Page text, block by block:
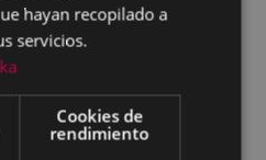
Naomie Harris, Tony
Mokoena.
hayan recopilado a
servicios.
Cookies de
rendimiento